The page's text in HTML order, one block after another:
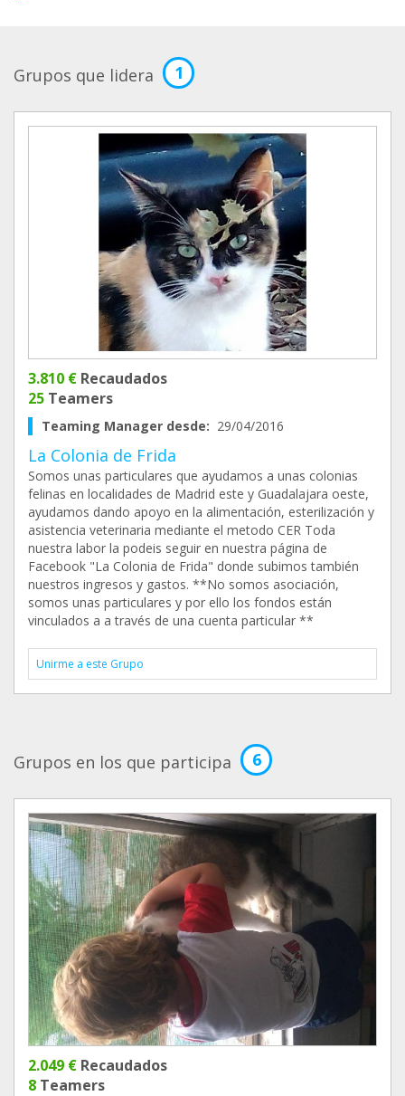
Grupos que lidera 1
3.810 € Recaudados
25 Teamers
Teaming Manager desde: 29/04/2016
La Colonia de Frida
Somos unas particulares que ayudamos a unas colonias
felinas en localidades de Madrid este y Guadalajara oeste,
ayudamos dando apoyo en la alimentación, esterilización y
asistencia veterinaria mediante el metodo CER Toda
nuestra labor la podeis seguir en nuestra página de
Facebook "La Colonia de Frida" donde subimos también
nuestros ingresos y gastos. **No somos asociación,
somos unas particulares y por ello los fondos están
vinculados a a través de una cuenta particular **
Unirme a este Grupo
Grupos en los que participa 6
2.049 € Recaudados
8 Teamers